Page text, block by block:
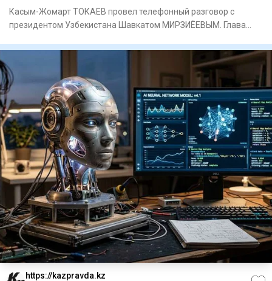
Касым-Жомарт ТОКАЕВ провел телефонный разговор с
президентом Узбекистана Шавкатом МИРЗИЁЕВЫМ. Глава
https://kazpravda.kz